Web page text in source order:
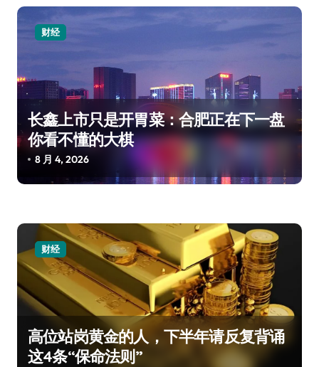
财经
长鑫上市只是开胃菜：合肥正在下一盘
你看不懂的大棋
8 月 4, 2026
财经
高位站岗黄金的人，下半年请反复背诵
这4条“保命法则”